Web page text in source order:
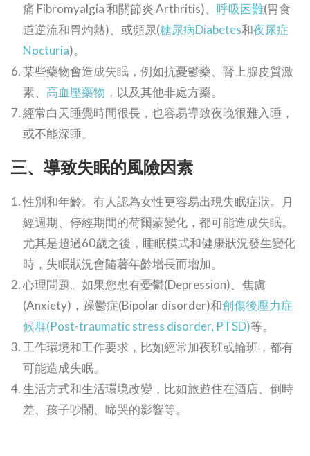
痛 Fibromyalgia 和關節炎 Arthritis)、 呼吸困難(胃食
道逆流和胃灼熱)、或頻尿(糖尿病Diabetes和夜尿症
Nocturia)。
某些藥物會造成失眠，例如抗憂鬱藥、腎上腺皮質激
素、 高血壓藥物 ，以及其他非處方藥。
經常白天睡覺時間很長，也容易導致夜晚很難入睡，
或不能深睡。
三、導致失眠的風險因素
性別和年齡。有人認為女性更容易出現失眠症狀。月
經週期、停經期間的荷爾蒙變化，都可能造成失眠。
尤其是超過60歲之後，睡眠模式和健康狀況發生變化
時，失眠狀況會隨著年齡增長而增加。
心理問題。如果您患有憂鬱(Depression)、焦慮
(Anxiety)，躁鬱症(Bipolar disorder)和創傷後壓力症
候群(Post-traumatic stress disorder, PTSD)等。
工作環境和工作要求，比如經常加夜班或輪班，都有
可能造成失眠。
生活方式和生活環境改變，比如旅遊住在酒店、倒時
差、孩子吵鬧、啼哭的影響等。